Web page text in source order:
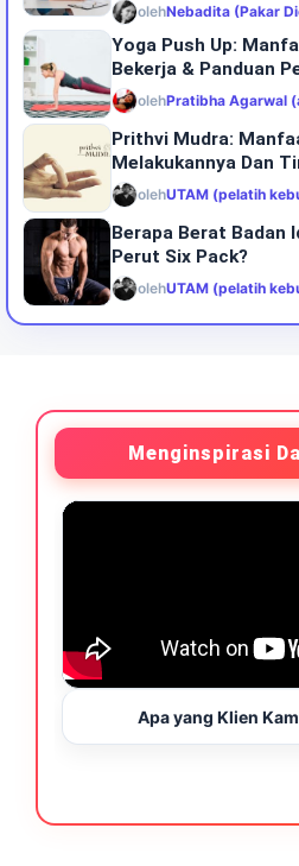
olehNebadita (Pakar
Yoga Push Up:
Bekerja & Panduan
olehPratibha Agarwal
Prithvi Mudra:
Melakukannya Dan
olehUTAM (pelatih
Berapa Berat Badan
Perut Six Pack?
olehUTAM (pelatih
Menginspirasi
Apa yang Klien